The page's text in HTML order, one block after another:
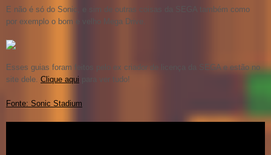
E não é só do Sonic, e sim de outras coisas da SEGA também como
por exemplo o bom e velho Mega Drive.
Esses guias foram feitos pelo ex criador de licença da SEGA e estão no
site dele. Clique aqui para ver tudo!
Fonte: Sonic Stadium